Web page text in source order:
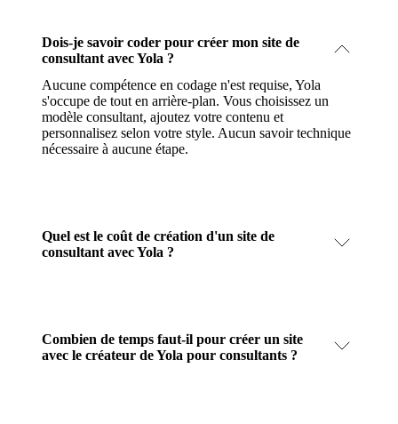
Dois-je savoir coder pour créer mon site de
consultant avec Yola ?
Aucune compétence en codage n'est requise, Yola
s'occupe de tout en arrière-plan. Vous choisissez un
modèle consultant, ajoutez votre contenu et
personnalisez selon votre style. Aucun savoir technique
nécessaire à aucune étape.
Quel est le coût de création d'un site de
consultant avec Yola ?
Combien de temps faut-il pour créer un site
avec le créateur de Yola pour consultants ?